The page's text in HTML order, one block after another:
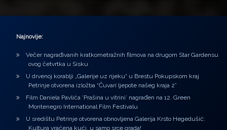
Najnovije:
Večer nagrađivanih kratkometražnih filmova na drugom Star Gardensu
ovog četvrtka u Sisku
U drvenoj korablji „Galerije uz rijeku“ u Brestu Pokupskom kraj
Petrinje otvorena izložba “Čuvari ljepote našeg kraja 2”
Film Daniela Pavlića ‘Prašina u vitrini’ nagrađen na 12. Green
Montenegro International Film Festivalu
U središtu Petrinje otvorena obnovljena Galerija Krsto Hegedušić:
Kultura vraćena kući, u samo srce grada!